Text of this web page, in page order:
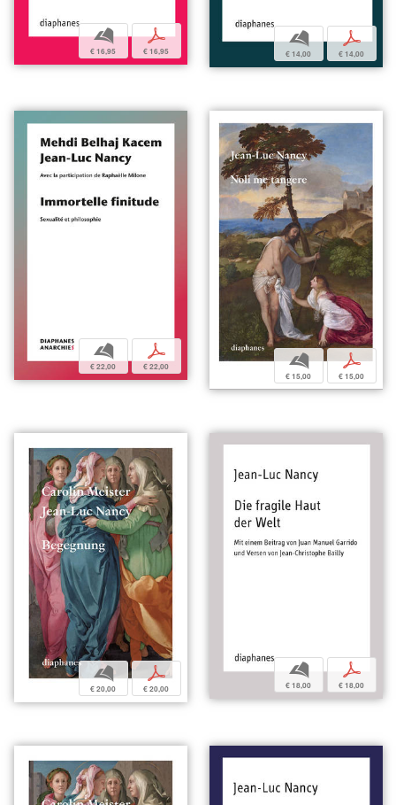
b
€ 16,95
p
€ 16,95
b
€ 14,00
p
€ 14,00
b
€ 22,00
p
€ 22,00 b
€ 15,00
p
€ 15,00
b
€ 20,00
p
€ 20,00
b
€ 18,00
p
€ 18,00